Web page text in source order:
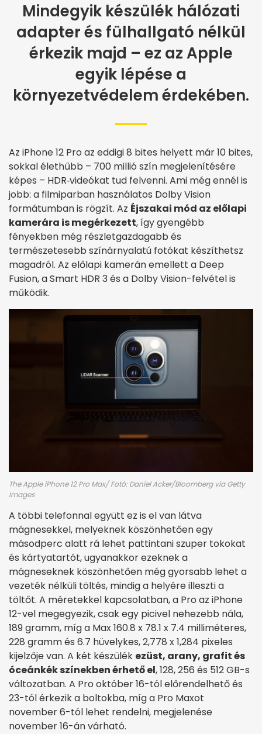
Mindegyik készülék hálózati
adapter és fülhallgató nélkül
érkezik majd – ez az Apple
egyik lépése a
környezetvédelem érdekében.
Az iPhone 12 Pro az eddigi 8 bites helyett már 10 bites,
sokkal élethűbb – 700 millió szín megjelenítésére
képes – HDR‑videókat tud felvenni. Ami még ennél is
jobb: a filmiparban használatos Dolby Vision
formátumban is rögzít. Az Éjszakai mód az előlapi
kamerára is megérkezett, így gyengébb
fényekben még részletgazdagabb és
természetesebb színárnyalatú fotókat készíthetsz
magadról. Az előlapi kamerán emellett a Deep
Fusion, a Smart HDR 3 és a Dolby Vision-felvétel is
működik.
The Apple iPhone 12 Pro Max/ Fotó: Daniel Acker/Bloomberg via Getty
Images
A többi telefonnal együtt ez is el van látva
mágnesekkel, melyeknek köszönhetően egy
másodperc alatt rá lehet pattintani szuper tokokat
és kártyatartót, ugyanakkor ezeknek a
mágneseknek köszönhetően még gyorsabb lehet a
vezeték nélküli töltés, mindig a helyére illeszti a
töltőt. A méretekkel kapcsolatban, a Pro az iPhone
12-vel megegyezik, csak egy picivel nehezebb nála,
189 gramm, míg a Max 160.8 x 78.1 x 7.4 milliméteres,
228 gramm és 6.7 hüvelykes, 2,778 x 1,284 pixeles
kijelzője van. A két készülék ezüst, arany, grafit és
óceánkék színekben érhető el, 128, 256 és 512 GB-s
változatban. A Pro október 16-tól előrendelhető és
23-tól érkezik a boltokba, míg a Pro Maxot
november 6-tól lehet rendelni, megjelenése
november 16-án várható.